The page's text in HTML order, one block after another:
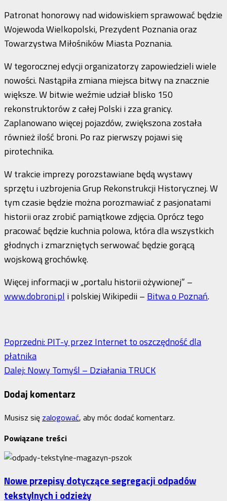
Patronat honorowy nad widowiskiem sprawować będzie
Wojewoda Wielkopolski, Prezydent Poznania oraz
Towarzystwa Miłośników Miasta Poznania.
W tegorocznej edycji organizatorzy zapowiedzieli wiele
nowości. Nastąpiła zmiana miejsca bitwy na znacznie
większe. W bitwie weźmie udział blisko 150
rekonstruktorów z całej Polski i zza granicy.
Zaplanowano więcej pojazdów, zwiększona została
również ilość broni. Po raz pierwszy pojawi się
pirotechnika.
W trakcie imprezy porozstawiane będą wystawy
sprzętu i uzbrojenia Grup Rekonstrukcji Historycznej. W
tym czasie będzie można porozmawiać z pasjonatami
historii oraz zrobić pamiątkowe zdjęcia. Oprócz tego
pracować będzie kuchnia polowa, która dla wszystkich
głodnych i zmarzniętych serwować będzie gorącą
wojskową grochówkę.
Więcej informacji w „portalu historii ożywionej” –
www.dobroni.pli polskiej Wikipedii –Bitwa o Poznań.
Zobacz
wpisy
Poprzedni:PIT-y przez Internet to oszczędność dla
płatnika
Dalej:Nowy Tomyśl – Działania TRUCK
Dodaj komentarz
Musisz się zalogować, aby móc dodać komentarz.
Powiązane treści
Nowe przepisy dotyczące segregacji odpadów
tekstylnych i odzieży